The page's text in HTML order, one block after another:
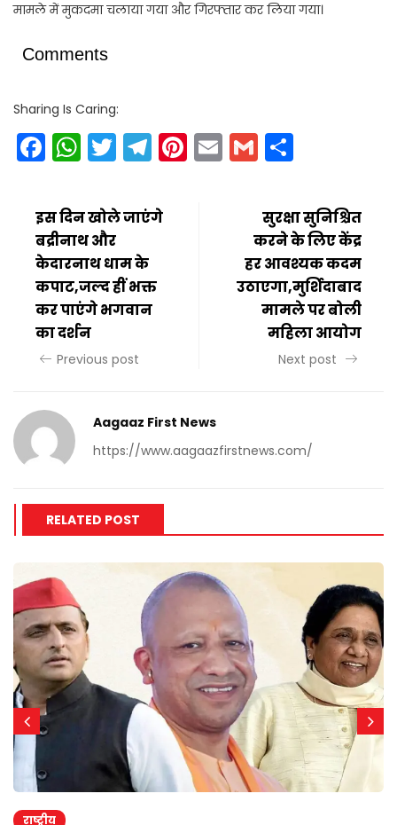
मामले में मुकदमा चलाया गया और गिरफ्तार कर लिया गया।
Comments
Sharing Is Caring:
Facebook
WhatsApp
Twitter
Telegram
Pinterest
EmailGmail
इस दिन खोले जाएंगे
बद्रीनाथ और
केदारनाथ धाम के
कपाट,जल्द हीं भक्त
कर पाएंगे भगवान
का दर्शन
Previous post
सुरक्षा सुनिश्चित
करने के लिए केंद्र
हर आवश्यक कदम
उठाएगा,मुर्शिदाबाद
मामले पर बोली
महिला आयोग
Next post
Aagaaz First News
https://www.aagaazfirstnews.com/
RELATED POST
राष्ट्रीय